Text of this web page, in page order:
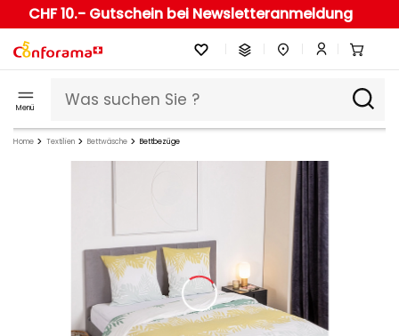
CHF 10.- Gutschein bei Newsletteranmeldung
Menü
Home Textilien Bettwäsche Bettbezüge